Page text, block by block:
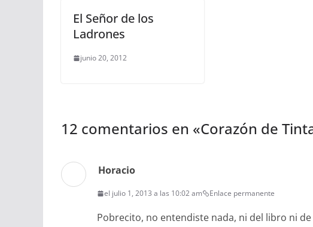
El Señor de los
Ladrones
junio 20, 2012
12 comentarios en «Corazón de
Horacio
el julio 1, 2013 a las 10:02 am Enlace permanente
Pobrecito, no entendiste nada, ni del libro ni